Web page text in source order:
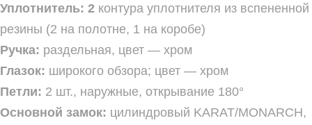
Уплотнитель: 2 контура уплотнителя из вспененной
резины (2 на полотне, 1 на коробе)
Ручка: раздельная, цвет — хром
Глазок: широкого обзора; цвет — хром
Петли: 2 шт., наружные, открывание 180°
Основной замок: цилиндровый KARAT/MONARCH,